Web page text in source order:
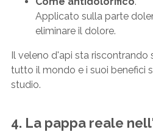
Applicato sulla parte
eliminare il dolore.
Il veleno d'api sta riscontrando
tutto il mondo e i suoi benefici
studio.
4. La pappa reale